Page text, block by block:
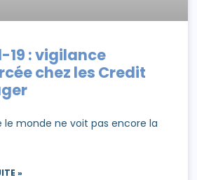
19 : vigilance
chez les Credit
le monde ne voit pas encore la
»